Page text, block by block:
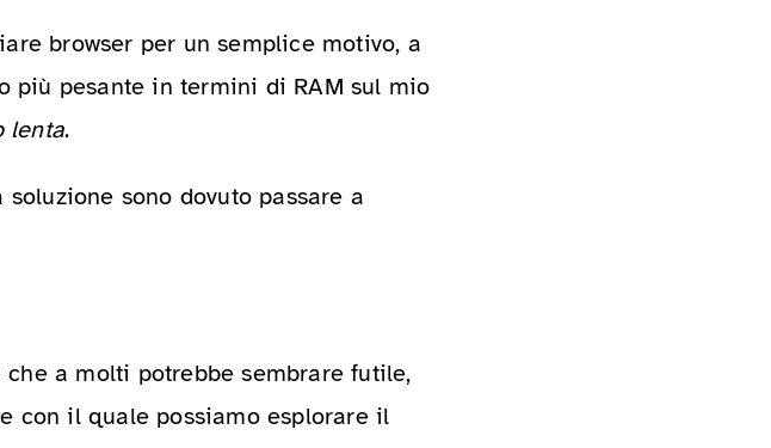
browser per un semplice motivo, a
più pesante in termini di RAM sul mio
lenta.
sono dovuto passare a
a molti potrebbe sembrare futile,
con il quale possiamo esplorare il